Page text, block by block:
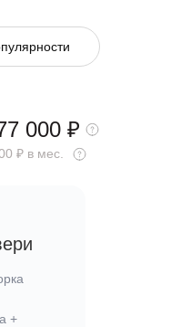
+
000 ₽
₽ в мес.